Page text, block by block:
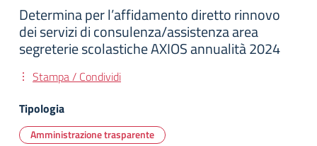
Determina per l’affidamento diretto rinnovo
dei servizi di consulenza/assistenza area
segreterie scolastiche AXIOS annualità 2024
Stampa / Condividi
Tipologia
Amministrazione trasparente